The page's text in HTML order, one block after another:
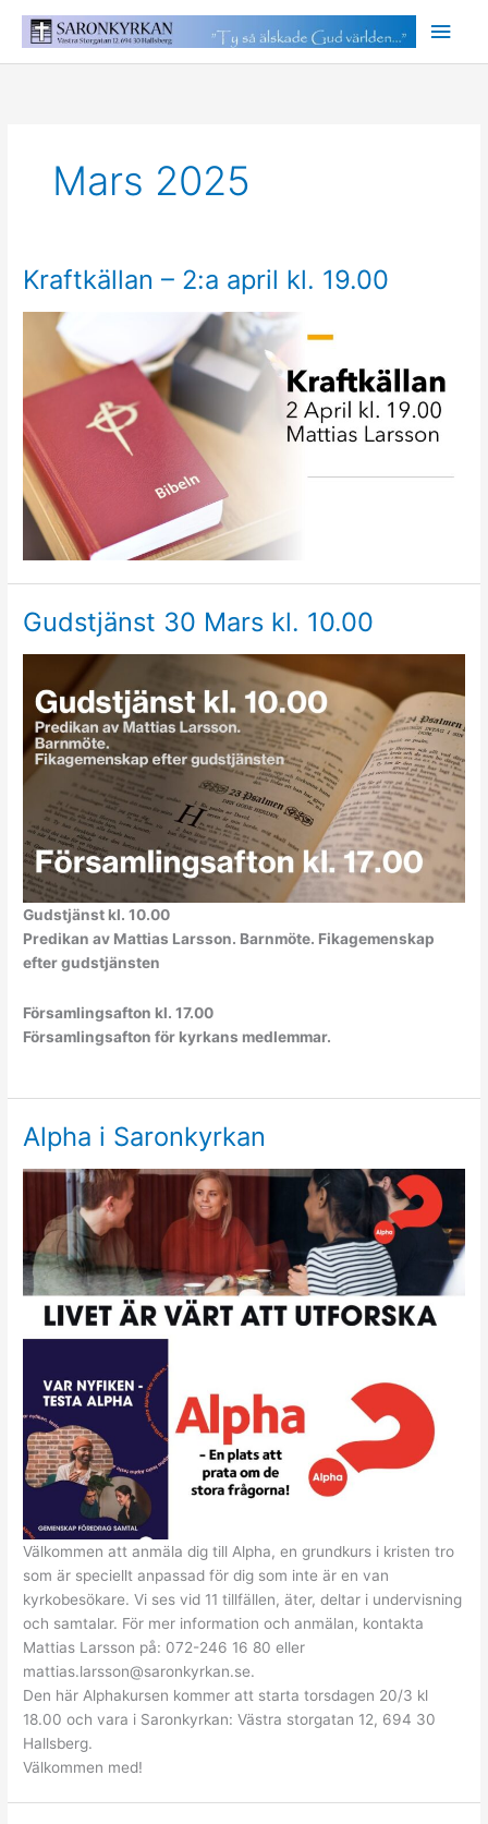
Mars 2025
Kraftkällan – 2:a april kl. 19.00
Gudstjänst 30 Mars kl. 10.00
Gudstjänst kl. 10.00
Predikan av Mattias Larsson. Barnmöte. Fikagemenskap
efter gudstjänsten
Församlingsafton kl. 17.00
Församlingsafton för kyrkans medlemmar.
Alpha i Saronkyrkan
Välkommen att anmäla dig till Alpha, en grundkurs i kristen tro
som är speciellt anpassad för dig som inte är en van
kyrkobesökare. Vi ses vid 11 tillfällen, äter, deltar i undervisning
och samtalar. För mer information och anmälan, kontakta
Mattias Larsson på: 072-246 16 80 eller
mattias.larsson@saronkyrkan.se.
Den här Alphakursen kommer att starta torsdagen 20/3 kl
18.00 och vara i Saronkyrkan: Västra storgatan 12, 694 30
Hallsberg.
Välkommen med!